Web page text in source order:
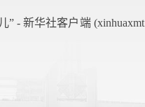
- 新华社客户端